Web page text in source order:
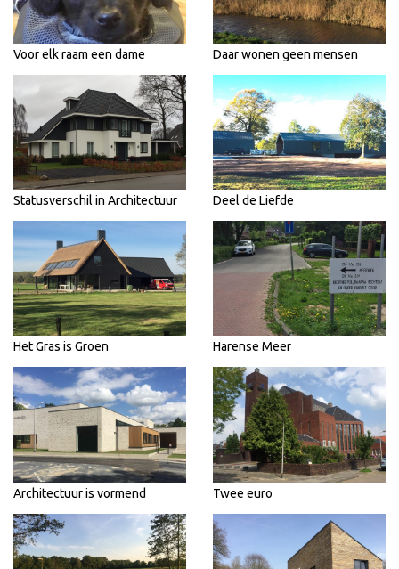
Voor elk raam een dame Daar wonen geen mensen
Statusverschil in Architectuur Deel de Liefde
Het Gras is Groen Harense Meer
Architectuur is vormend Twee euro